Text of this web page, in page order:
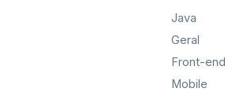
Java
Geral
Front-end
Mobile